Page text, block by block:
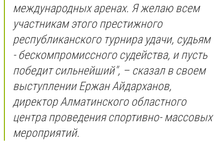
международных аренах. Я желаю всем
участникам этого престижного
республиканского турнира удачи, судьям
- бескомпромиссного судейства, и пусть
победит сильнейший", – сказал в своем
выступлении Ержан Айдарханов,
директор Алматинского областного
центра проведения спортивно- массовых
мероприятий.